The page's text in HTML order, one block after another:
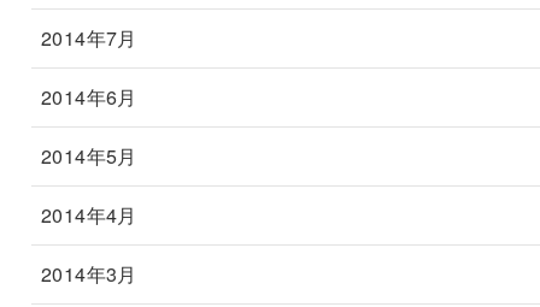
2014年7月
2014年6月
2014年5月
2014年4月
2014年3月